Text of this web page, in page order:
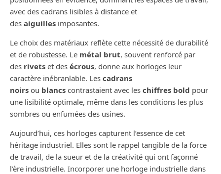
avec des cadrans lisibles à distance et
des aiguilles imposantes.
Le choix des matériaux reflète cette nécessité de durabilité
et de robustesse. Le métal brut, souvent renforcé par
des rivets et des écrous, donne aux horloges leur
caractère inébranlable. Les cadrans
noirs ou blancs contrastaient avec les chiffres bold pour
une lisibilité optimale, même dans les conditions les plus
sombres ou enfumées des usines.
Aujourd’hui, ces horloges capturent l’essence de cet
héritage industriel. Elles sont le rappel tangible de la force
de travail, de la sueur et de la créativité qui ont façonné
l’ère industrielle. Incorporer une horloge industrielle dans